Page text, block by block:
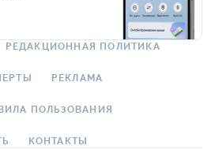
РЕДАКЦИОННАЯ ПОЛИТИКА
РЕКЛАМА
ПОЛЬЗОВАНИЯ
КОНТАКТЫ